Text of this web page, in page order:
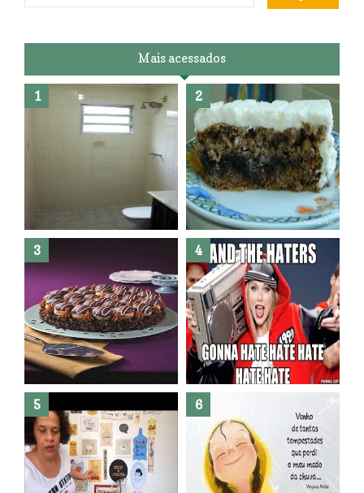
Mais acessados
Banheiro novo por menos de
R$300,00 ?? E sem quebra
quebra ??( Editado)
Posso congelar bolo ??